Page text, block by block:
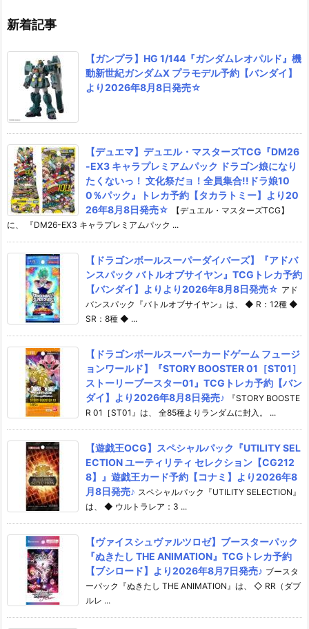
新着記事
【ガンプラ】HG 1/144『ガンダムレオパルド』機
動新世紀ガンダムX プラモデル予約【バンダイ】
より2026年8月8日発売☆
【デュエマ】デュエル・マスターズTCG『DM26
-EX3 キャラプレミアムパック ドラゴン娘になり
たくないっ！ 文化祭だョ！全員集合!!ドラ娘10
0％パック』トレカ予約【タカラトミー】より20
26年8月8日発売☆
【デュエル・マスターズTCG】
に、 『DM26-EX3 キャラプレミアムパック ...
【ドラゴンボールスーパーダイバーズ】『アドバ
ンスパック バトルオブサイヤン』TCGトレカ予約
【バンダイ】よりより2026年8月8日発売☆ アド
バンスパック『バトルオブサイヤン』は、 ◆ R：12種 ◆
SR：8種 ◆ ...
【ドラゴンボールスーパーカードゲーム フュージ
ョンワールド】『STORY BOOSTER 01［ST01］
ストーリーブースター01』TCGトレカ予約【バン
ダイ】より2026年8月8日発売♪
『STORY BOOSTE
R 01［ST01』は、 全85種よりランダムに封入。 ...
【遊戯王OCG】スペシャルパック『UTILITY SEL
ECTION ユーティリティ セレクション【CG212
8】』遊戯王カード予約【コナミ】より2026年8
月8日発売♪ スペシャルパック『UTILITY SELECTION』
は、 ◆ ウルトラレア：3 ...
【ヴァイスシュヴァルツロゼ】ブースターパック
『ぬきたし THE ANIMATION』TCGトレカ予約
【ブシロード】より2026年8月7日発売♪ ブースタ
ーパック『ぬきたし THE ANIMATION』は、 ◇ RR（ダブ
ルレ ...